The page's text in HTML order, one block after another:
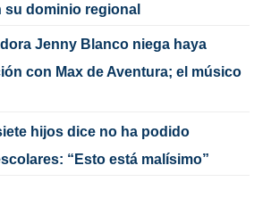
su dominio regional
Jenny Blanco niega haya
con Max de Aventura; el músico
hijos dice no ha podido
“Esto está malísimo”